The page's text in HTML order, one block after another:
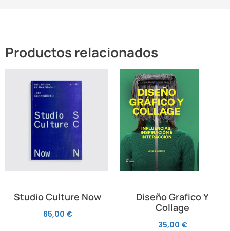
Productos relacionados
Studio Culture Now
65,00 €
Diseño Grafico Y
Collage
35,00 €